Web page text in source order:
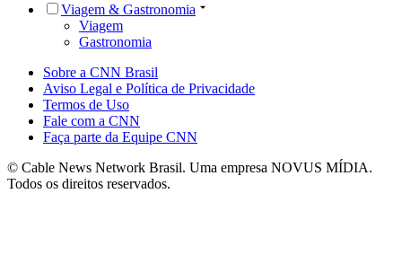
Viagem & Gastronomia
Viagem
Gastronomia
Sobre a CNN Brasil
Aviso Legal e Política de Privacidade
Termos de Uso
Fale com a CNN
Faça parte da Equipe CNN
© Cable News Network Brasil. Uma empresa NOVUS MÍDIA.
Todos os direitos reservados.